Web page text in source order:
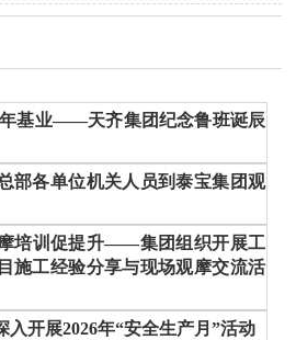
基业——天齐集团纪念鲁班诞辰
部各单位机关人员到泰宝集团观
培训促提升——集团组织开展工
施工经验分享与现场观摩交流活
入开展2026年“安全生产月”活动